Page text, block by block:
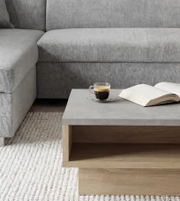
STOLOVANIE A
Jedálenský servis
Príbory
Hrnce
Panvice
Zobrazit vše
Kúpeľňové zostavy
Jedálenské
Záhradné